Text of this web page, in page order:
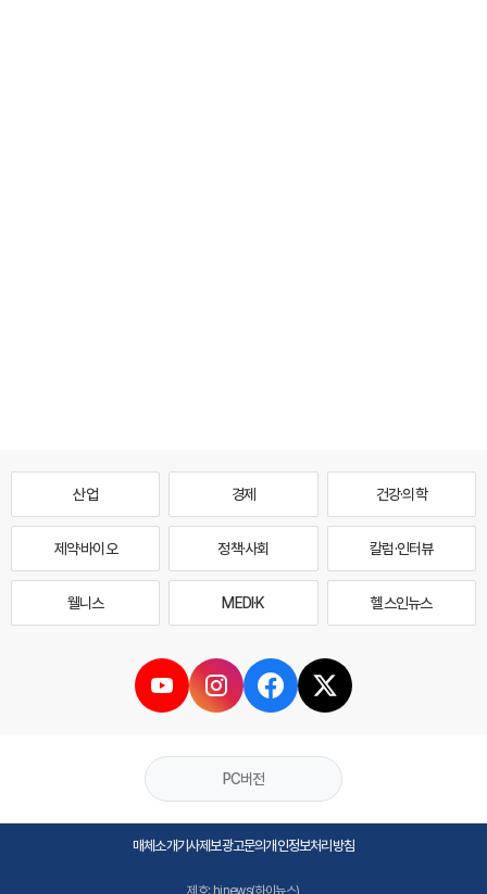
산업 경제 건강·의학
제약·바이오 정책·사회 칼럼·인터뷰
웰니스 MEDI·K 헬스인뉴스
PC버전
매체소개기사제보광고문의개인정보처리방침
제호: hinews(하이뉴스)